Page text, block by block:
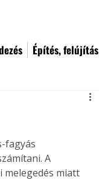
Építés, felújítás
fagyás
A
miatt